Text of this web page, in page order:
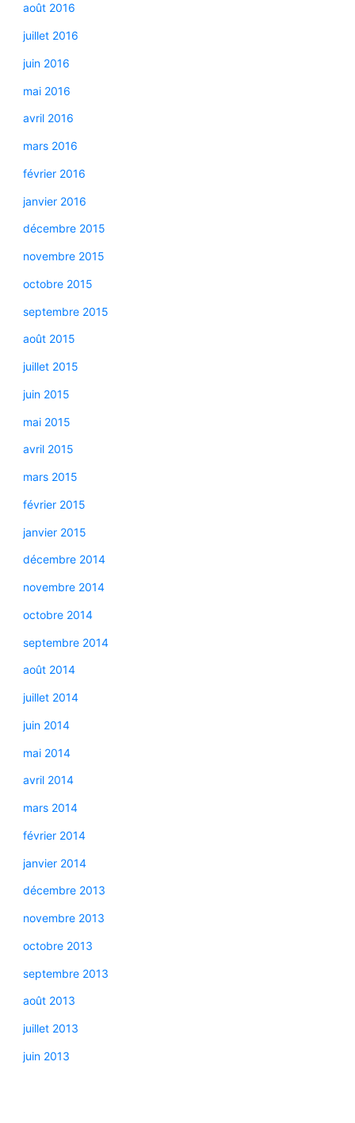
août 2016
juillet 2016
juin 2016
mai 2016
avril 2016
mars 2016
février 2016
janvier 2016
décembre 2015
novembre 2015
octobre 2015
septembre 2015
août 2015
juillet 2015
juin 2015
mai 2015
avril 2015
mars 2015
février 2015
janvier 2015
décembre 2014
novembre 2014
octobre 2014
septembre 2014
août 2014
juillet 2014
juin 2014
mai 2014
avril 2014
mars 2014
février 2014
janvier 2014
décembre 2013
novembre 2013
octobre 2013
septembre 2013
août 2013
juillet 2013
juin 2013